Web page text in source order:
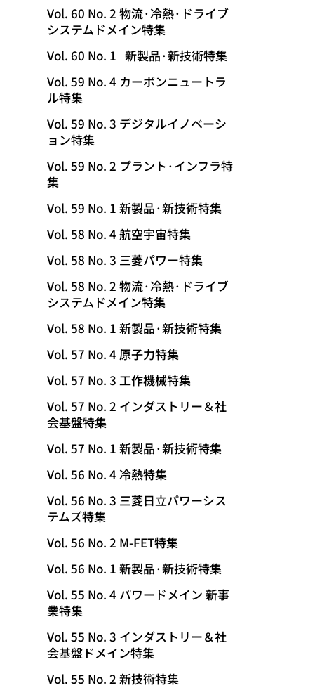
Vol. 60 No. 2 物流·冷熱·ドライブ
システムドメイン特集
Vol. 60 No. 1 新製品·新技術特集
Vol. 59 No. 4 カーボンニュートラ
ル特集
Vol. 59 No. 3 デジタルイノベーシ
ョン特集
Vol. 59 No. 2 プラント·インフラ特
集
Vol. 59 No. 1 新製品·新技術特集
Vol. 58 No. 4 航空宇宙特集
Vol. 58 No. 3 三菱パワー特集
Vol. 58 No. 2 物流·冷熱·ドライブ
システムドメイン特集
Vol. 58 No. 1 新製品·新技術特集
Vol. 57 No. 4 原子力特集
Vol. 57 No. 3 工作機械特集
Vol. 57 No. 2 インダストリー＆社
会基盤特集
Vol. 57 No. 1 新製品·新技術特集
Vol. 56 No. 4 冷熱特集
Vol. 56 No. 3 三菱日立パワーシス
テムズ特集
Vol. 56 No. 2 M-FET特集
Vol. 56 No. 1 新製品·新技術特集
Vol. 55 No. 4 パワードメイン 新事
業特集
Vol. 55 No. 3 インダストリー＆社
会基盤ドメイン特集
Vol. 55 No. 2 新技術特集